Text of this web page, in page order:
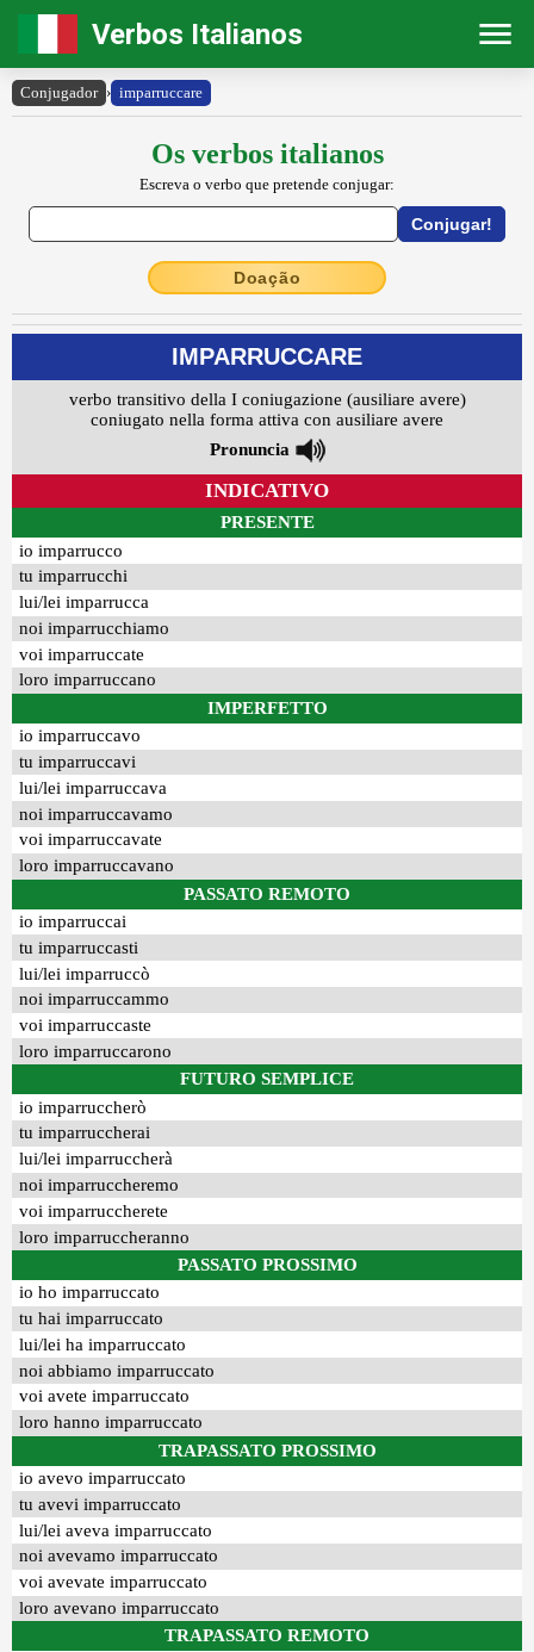
Verbos Italianos
Conjugador › imparruccare
Os verbos italianos
Escreva o verbo que pretende conjugar:
Doação
IMPARRUCCARE
verbo transitivo della I coniugazione (ausiliare avere)
coniugato nella forma attiva con ausiliare avere
Pronuncia
INDICATIVO
PRESENTE
io imparrucco
tu imparrucchi
lui/lei imparrucca
noi imparrucchiamo
voi imparruccate
loro imparruccano
IMPERFETTO
io imparruccavo
tu imparruccavi
lui/lei imparruccava
noi imparruccavamo
voi imparruccavate
loro imparruccavano
PASSATO REMOTO
io imparruccai
tu imparruccasti
lui/lei imparruccò
noi imparruccammo
voi imparruccaste
loro imparruccarono
FUTURO SEMPLICE
io imparruccherò
tu imparruccherai
lui/lei imparruccherà
noi imparruccheremo
voi imparruccherete
loro imparruccheranno
PASSATO PROSSIMO
io ho imparruccato
tu hai imparruccato
lui/lei ha imparruccato
noi abbiamo imparruccato
voi avete imparruccato
loro hanno imparruccato
TRAPASSATO PROSSIMO
io avevo imparruccato
tu avevi imparruccato
lui/lei aveva imparruccato
noi avevamo imparruccato
voi avevate imparruccato
loro avevano imparruccato
TRAPASSATO REMOTO